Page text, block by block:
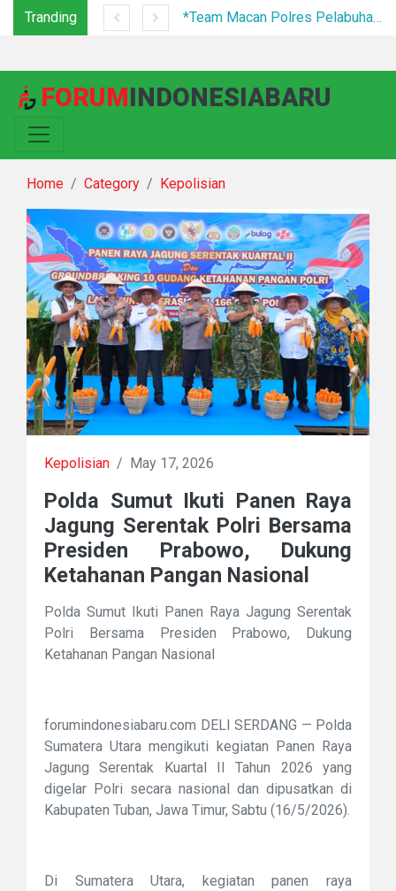
Tranding *Team Macan Polres Pelabuhan Belawan Amankan Tiga Anggota Geng Motor di Marelan Pasar 9*
FORUMINDONESIABARU
Home Category Kepolisian
Kepolisian / May 17, 2026
Polda Sumut Ikuti Panen Raya
Jagung Serentak Polri Bersama
Presiden Prabowo, Dukung
Ketahanan Pangan Nasional
Polda Sumut Ikuti Panen Raya Jagung Serentak
Polri Bersama Presiden Prabowo, Dukung
Ketahanan Pangan Nasional
forumindonesiabaru.com DELI SERDANG — Polda
Sumatera Utara mengikuti kegiatan Panen Raya
Jagung Serentak Kuartal II Tahun 2026 yang
digelar Polri secara nasional dan dipusatkan di
Kabupaten Tuban, Jawa Timur, Sabtu (16/5/2026).
Di Sumatera Utara, kegiatan panen raya